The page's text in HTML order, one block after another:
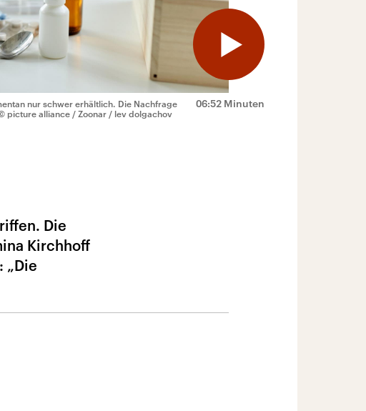
06:52 Minuten
nur schwer erhältlich. Die Nachfrage
picture alliance / Zoonar / lev dolgachov
Die
Kirchhoff
„Die